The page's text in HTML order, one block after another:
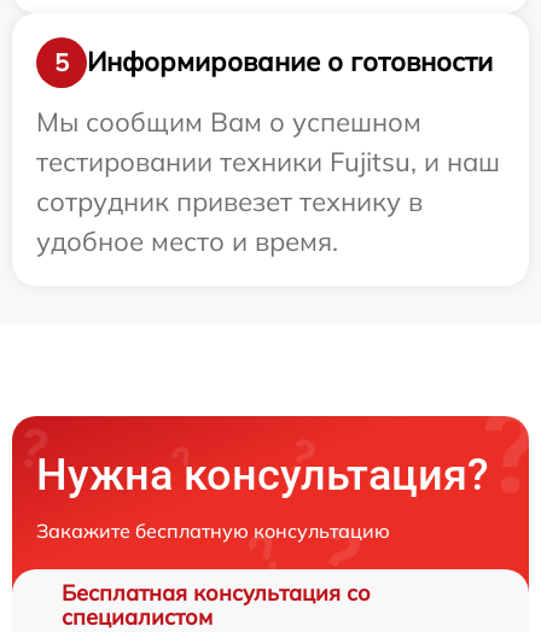
5
Информирование о готовности
Мы сообщим Вам о успешном
тестировании техники Fujitsu, и наш
сотрудник привезет технику в
удобное место и время.
Нужна консультация?
Закажите бесплатную консультацию
Бесплатная консультация со
специалистом